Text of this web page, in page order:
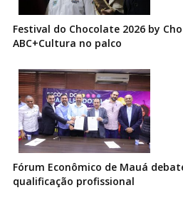
Festival do Chocolate 2026 by
ABC+Cultura no palco
Fórum Econômico de Mauá
qualificação profissional